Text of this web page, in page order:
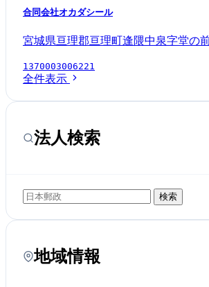
合同会社オカダシール
宮城県亘理郡亘理町逢隈中泉字堂の
1370003006221
全件表示
法人検索
検索
地域情報